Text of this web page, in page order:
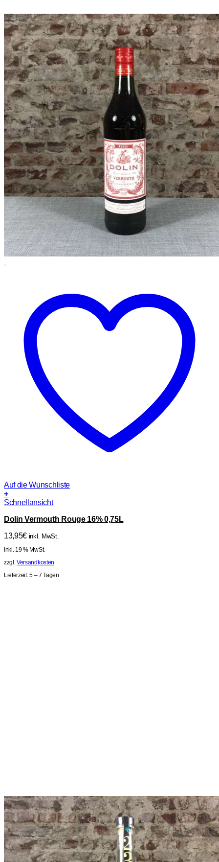
Auf die Wunschliste
+
Schnellansicht
Dolin Vermouth Rouge 16% 0,75L
13,95€ inkl. MwSt.
inkl. 19 % MwSt.
zzgl.Versandkosten
Lieferzeit:5 – 7 Tagen